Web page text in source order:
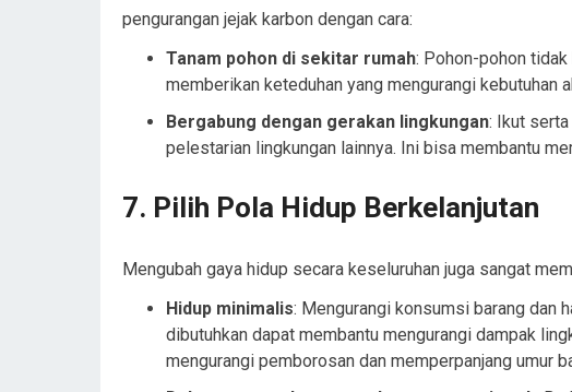
pengurangan jejak karbon dengan cara:
Tanam pohon di sekitar rumah: Pohon-pohon tidak
memberikan keteduhan yang mengurangi kebutuhan
Bergabung dengan gerakan lingkungan: Ikut serta
pelestarian lingkungan lainnya. Ini bisa membantu
7. Pilih Pola Hidup Berkelanjutan
Mengubah gaya hidup secara keseluruhan juga sangat
Hidup minimalis: Mengurangi konsumsi barang dan
dibutuhkan dapat membantu mengurangi dampak
mengurangi pemborosan dan memperpanjang umur